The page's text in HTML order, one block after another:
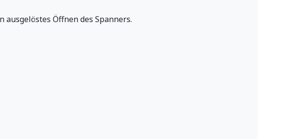
Öffnen des Spanners.